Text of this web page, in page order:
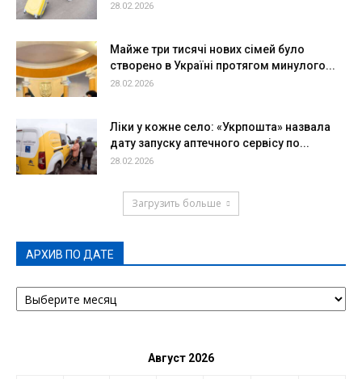
28.02.2026
Майже три тисячі нових сімей було
створено в Україні протягом минулого...
28.02.2026
Ліки у кожне село: «Укрпошта» назвала
дату запуску аптечного сервісу по...
28.02.2026
Загрузить больше
АРХИВ ПО ДАТЕ
АРХИВ
ПО
Август 2026